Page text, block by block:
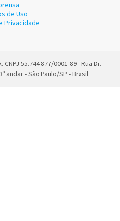
de Uso
Privacidade
CNPJ 55.744.877/0001-89 - Rua Dr.
andar - São Paulo/SP - Brasil